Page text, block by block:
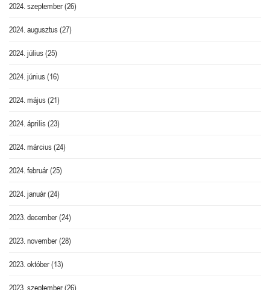
2024. szeptember(26)
2024. augusztus(27)
2024. július(25)
2024. június(16)
2024. május(21)
2024. április(23)
2024. március(24)
2024. február(25)
2024. január(24)
2023. december(24)
2023. november(28)
2023. október(13)
2023. szeptember(26)